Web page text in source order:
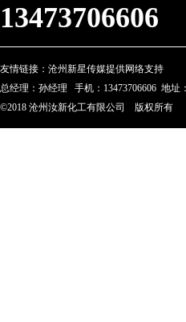
13473706606
友情链接： 沧州新星传媒提供网络支持
总经理：孙经理 手机：13473706606 地址
©2018 沧州汝新化工有限公司 版权所有